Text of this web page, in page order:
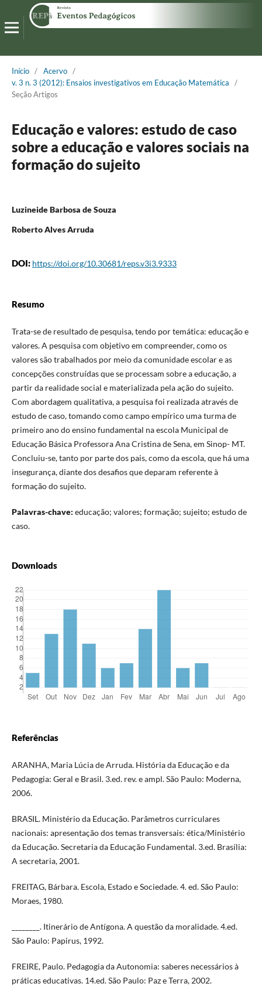
Início / Acervo /
v. 3 n. 3 (2012): Ensaios investigativos em Educação Matemática
/
Seção Artigos
Educação e valores: estudo de caso
sobre a educação e valores sociais na
formação do sujeito
Luzineide Barbosa de Souza
Roberto Alves Arruda
DOI: https://doi.org/10.30681/reps.v3i3.9333
Resumo
Trata-se de resultado de pesquisa, tendo por temática: educação e
valores. A pesquisa com objetivo em compreender, como os
valores são trabalhados por meio da comunidade escolar e as
concepções construídas que se processam sobre a educação, a
partir da realidade social e materializada pela ação do sujeito.
Com abordagem qualitativa, a pesquisa foi realizada através de
estudo de caso, tomando como campo empírico uma turma de
primeiro ano do ensino fundamental na escola Municipal de
Educação Básica Professora Ana Cristina de Sena, em Sinop- MT.
Concluiu-se, tanto por parte dos pais, como da escola, que há uma
insegurança, diante dos desafios que deparam referente à
formação do sujeito.
Palavras-chave: educação; valores; formação; sujeito; estudo de
caso.
Downloads
Referências
ARANHA, Maria Lúcia de Arruda. História da Educação e da
Pedagogia: Geral e Brasil. 3.ed. rev. e ampl. São Paulo: Moderna,
2006.
BRASIL. Ministério da Educação. Parâmetros curriculares
nacionais: apresentação dos temas transversais: ética/Ministério
da Educação. Secretaria da Educação Fundamental. 3.ed. Brasília:
A secretaria, 2001.
FREITAG, Bárbara. Escola, Estado e Sociedade. 4. ed. São Paulo:
Moraes, 1980.
________. Itinerário de Antígona. A questão da moralidade. 4.ed.
São Paulo: Papirus, 1992.
FREIRE, Paulo. Pedagogia da Autonomia: saberes necessários à
práticas educativas. 14.ed. São Paulo: Paz e Terra, 2002.